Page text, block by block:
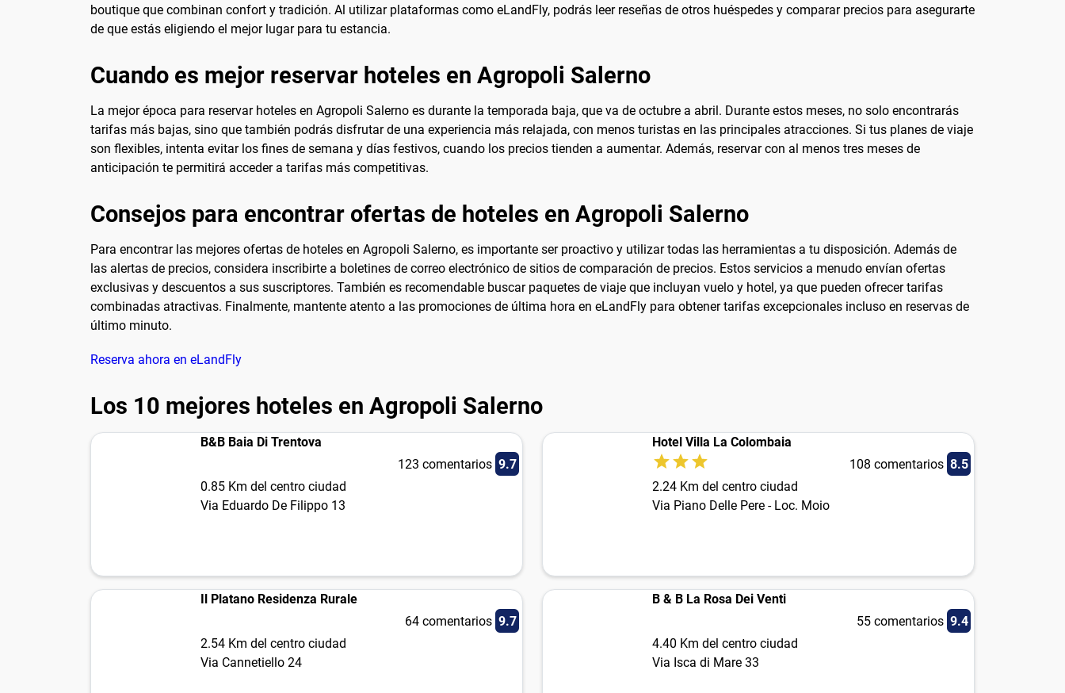
boutique que combinan confort y tradición. Al utilizar plataformas como eLandFly, podrás leer reseñas de otros huéspedes y comparar precios para asegurarte
de que estás eligiendo el mejor lugar para tu estancia.
Cuando es mejor reservar hoteles en Agropoli Salerno
La mejor época para reservar hoteles en Agropoli Salerno es durante la temporada baja, que va de octubre a abril. Durante estos meses, no solo encontrarás
tarifas más bajas, sino que también podrás disfrutar de una experiencia más relajada, con menos turistas en las principales atracciones. Si tus planes de viaje
son flexibles, intenta evitar los fines de semana y días festivos, cuando los precios tienden a aumentar. Además, reservar con al menos tres meses de
anticipación te permitirá acceder a tarifas más competitivas.
Consejos para encontrar ofertas de hoteles en Agropoli Salerno
Para encontrar las mejores ofertas de hoteles en Agropoli Salerno, es importante ser proactivo y utilizar todas las herramientas a tu disposición. Además de
las alertas de precios, considera inscribirte a boletines de correo electrónico de sitios de comparación de precios. Estos servicios a menudo envían ofertas
exclusivas y descuentos a sus suscriptores. También es recomendable buscar paquetes de viaje que incluyan vuelo y hotel, ya que pueden ofrecer tarifas
combinadas atractivas. Finalmente, mantente atento a las promociones de última hora en eLandFly para obtener tarifas excepcionales incluso en reservas de
último minuto.
Reserva ahora en eLandFly
Los 10 mejores hoteles en Agropoli Salerno
B&B Baia Di Trentova
123 comentarios 9.7
0.85 Km del centro ciudad
Via Eduardo De Filippo 13
Hotel Villa La Colombaia
108 comentarios 8.5
2.24 Km del centro ciudad
Via Piano Delle Pere - Loc. Moio
Il Platano Residenza Rurale
64 comentarios 9.7
2.54 Km del centro ciudad
Via Cannetiello 24
B & B La Rosa Dei Venti
55 comentarios 9.4
4.40 Km del centro ciudad
Via Isca di Mare 33